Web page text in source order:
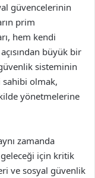
güvencelerinin
prim
hem kendi
büyük bir
sisteminin
sahibi olmak,
yönetmelerine
zamanda
için kritik
ve sosyal güvenlik